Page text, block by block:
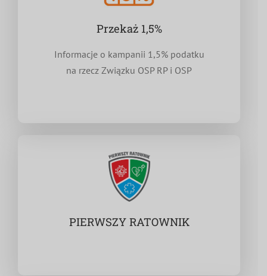
Przekaż 1,5%
Informacje o kampanii 1,5% podatku
na rzecz Związku OSP RP i OSP
PIERWSZY RATOWNIK